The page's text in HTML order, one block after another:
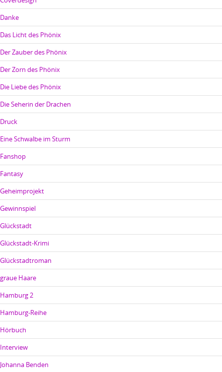
Danke
Das Licht des Phönix
Der Zauber des Phönix
Der Zorn des Phönix
Die Liebe des Phönix
Die Seherin der Drachen
Druck
Eine Schwalbe im Sturm
Fanshop
Fantasy
Geheimprojekt
Gewinnspiel
Glückstadt
Glückstadt-Krimi
Glückstadtroman
graue Haare
Hamburg 2
Hamburg-Reihe
Hörbuch
Interview
Johanna Benden